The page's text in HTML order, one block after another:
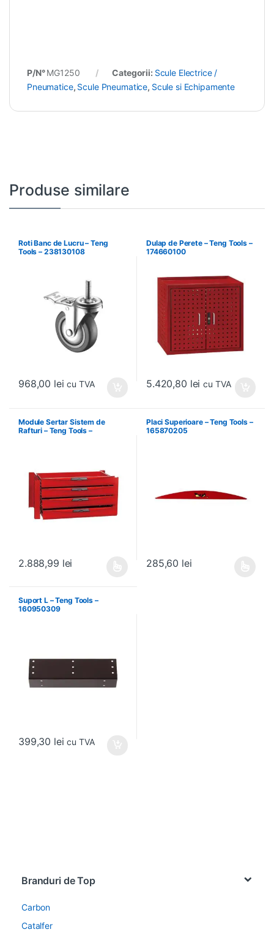
P/N°MG1250 Categorii: Scule Electrice /
Pneumatice, Scule Pneumatice, Scule si Echipamente
Produse similare
Roti Banc de Lucru – Teng
Tools – 238130108
968,00 lei cu TVA
Dulap de Perete – Teng Tools –
174660100
5.420,80 lei cu TVA
Module Sertar Sistem de
Rafturi – Teng Tools –
2.888,99 lei
Placi Superioare – Teng Tools –
165870205
285,60 lei
Suport L – Teng Tools –
160950309
399,30 lei cu TVA
Branduri de Top
Carbon
Catalfer